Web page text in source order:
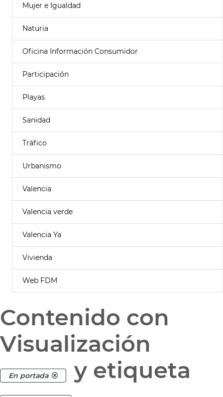
Mujer e Igualdad
Naturia
Oficina Información Consumidor
Participación
Playas
Sanidad
Tráfico
Urbanismo
Valencia
Valencia verde
Valencia Ya
Vivienda
Web FDM
Contenido con
Visualización
En portada y etiqueta